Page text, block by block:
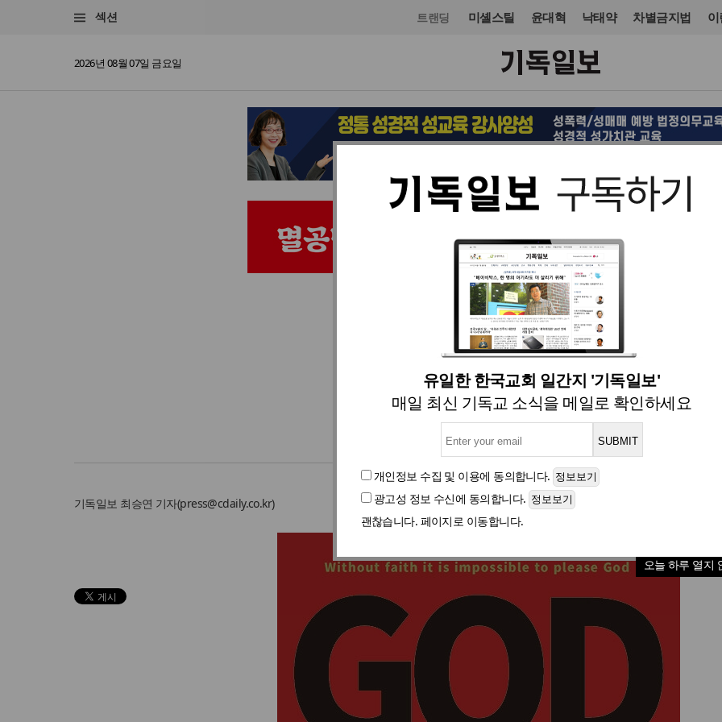
섹션 트랜딩 미셸스틸 윤대혁 낙태약 차별금지법
2026년 08월 07일 금요일
유일한 한국교회 일간지 '기독일보'
매일 최신 기독교 소식을 메일로 확인하세요
개인정보 수집 및 이용에 동의합니다.
광고성 정보 수신에 동의합니다.
괜찮습니다. 페이지로 이동합니다.
오늘 하루 열지
문화 도서 입력 2025. 08. 11 13:50
하나님과 동행하는 믿음의 원
[신간] 믿음은 하나님을 기쁘시게 한다
기독일보 최승연 기자(press@cdaily.co.kr)